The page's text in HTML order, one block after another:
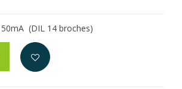
(DIL 14 broches)